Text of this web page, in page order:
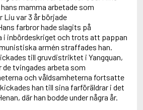
mamma arbetade som
Liu var 3 år började
farbror hade slagits på
i inbördeskriget och trots att pappan
armén straffades han.
till gruvdistriktet i Yangquan,
de tvingades arbeta som
och våldsamheterna fortsatte
han till sina farföräldrar i det
där han bodde under några år.